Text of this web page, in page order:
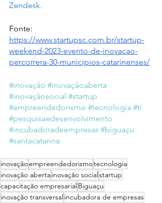
Zendesk.
Fonte:
https://www.startupsc.com.br/startup-
weekend-2023-evento-de-inovacao-
percorrera-30-municipios-catarinenses/
#inovação #inovaçãoaberta
#inovaçãosocial #startup
#empreendedorismo #tecnologia #ti
#pesquisaedesenvolvimento
#incubadoradeempresas #biguaçu
#santacatarina
inovaçãoempreendedorismotecnologia
inovação abertainovação socialstartup
capacitação empresarialBiguaçu
inovação transversalincubadora de empresas